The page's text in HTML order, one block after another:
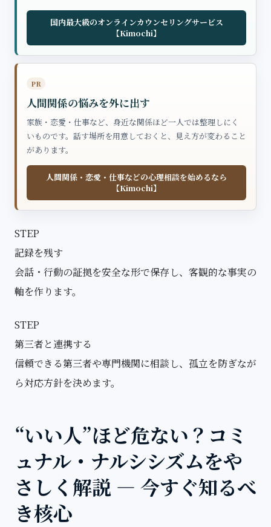
国内最大級のオンラインカウンセリングサービス
【Kimochi】
PR
人間関係の悩みを外に出す
家族・恋愛・仕事など、身近な関係ほど一人では整理しにく
いものです。話す場所を用意しておくと、見え方が変わること
があります。
人間関係・恋愛・仕事などの心理相談を始めるなら
【Kimochi】
STEP
記録を残す
会話・行動の証拠を安全な形で保存し、客観的な事実の
軸を作ります。
STEP
第三者と連携する
信頼できる第三者や専門機関に相談し、孤立を防ぎなが
ら対応方針を決めます。
“いい人”ほど危ない？コミ
ュナル・ナルシシズムをや
さしく解説 — 今すぐ知るべ
き核心